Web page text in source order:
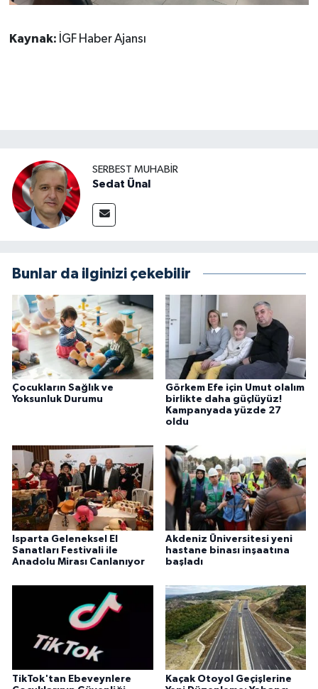
Kaynak: İGF Haber Ajansı
SERBEST MUHABIR
Sedat Ünal
Bunlar da ilginizi çekebilir
Çocukların Sağlık ve
Yoksunluk Durumu
Görkem Efe için Umut olalım
birlikte daha güçlüyüz!
Kampanyada yüzde 27
oldu
Isparta Geleneksel El
Sanatları Festivali ile
Anadolu Mirası Canlanıyor
Akdeniz Üniversitesi yeni
hastane binası inşaatına
başladı
TikTok'tan Ebeveynlere
Kaçak Otoyol Geçişlerine